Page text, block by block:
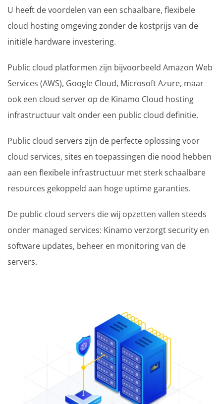
U heeft de voordelen van een schaalbare, flexibele
cloud hosting omgeving zonder de kostprijs van de
initiële hardware investering.
Public cloud platformen zijn bijvoorbeeld Amazon Web
Services (AWS), Google Cloud, Microsoft Azure, maar
ook een cloud server op de Kinamo Cloud hosting
infrastructuur valt onder een public cloud definitie.
Public cloud servers zijn de perfecte oplossing voor
cloud services, sites en toepassingen die nood hebben
aan een flexibele infrastructuur met sterk schaalbare
resources gekoppeld aan hoge uptime garanties.
De public cloud servers die wij opzetten vallen steeds
onder managed services: Kinamo verzorgt security en
software updates, beheer en monitoring van de
servers.